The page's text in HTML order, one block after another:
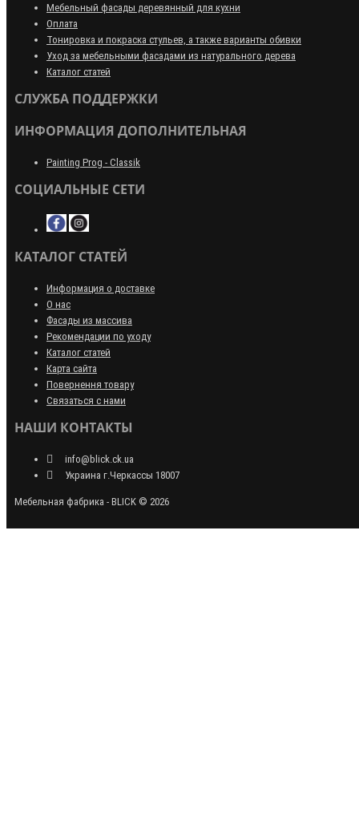
Мебельный фасады деревянный для кухни
Оплата
Тонировка и покраска стульев, а также варианты обивки
Уход за мебельными фасадами из натурального дерева
Каталог статей
СЛУЖБА ПОДДЕРЖКИ
ИНФОРМАЦИЯ ДОПОЛНИТЕЛЬНАЯ
Painting Prog - Classik
СОЦИАЛЬНЫЕ СЕТИ
КАТАЛОГ СТАТЕЙ
Информация о доставке
О нас
Фасады из массива
Рекомендации по уходу
Каталог статей
Карта сайта
Повернення товару
Связаться с нами
НАШИ КОНТАКТЫ
info@blick.ck.ua
Украина г.Черкассы 18007
Мебельная фабрика - BLICK © 2026